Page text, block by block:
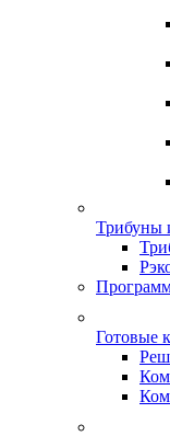
Трибуны
Готовые